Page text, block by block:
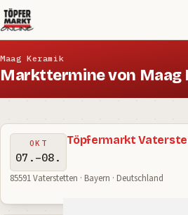
Maag Keramik
Markttermine von Maag
OKT
07.–08.
Töpfermarkt
85591 Vaterstetten · Bayern · Deutschland